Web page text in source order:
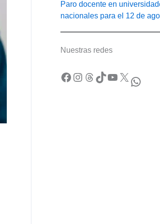
Paro docente en
nacionales para el 12 de
Nuestras redes
Facebook Instagram Threads TikTok YouTube X WhatsApp